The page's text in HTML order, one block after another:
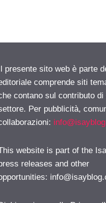
Il presente sito web è parte
comprende siti
contano sul contributo
Per pubblicità,
website is part of the
releases and other